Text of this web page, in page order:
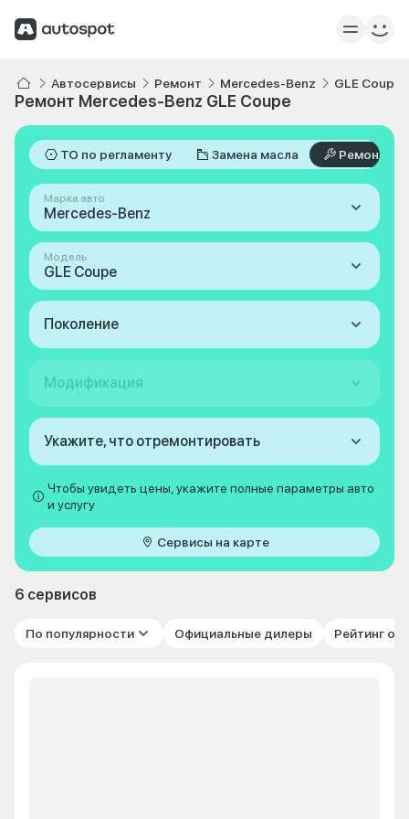
Автосервисы Ремонт Mercedes-Benz GLE Coupe
Ремонт Mercedes-Benz GLE Coupe
ТО по регламенту Замена масла Ремонт
Марка авто
Mercedes-Benz
Модель
GLE Coupe
Поколение
Модификация
Укажите, что отремонтировать
Чтобы увидеть цены, укажите полные параметры авто
и услугу
Сервисы на карте
6 сервисов
По популярности Официальные дилеры Рейтинг